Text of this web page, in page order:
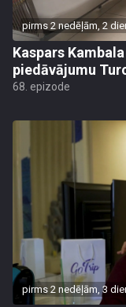
pirms 2 nedēļām, 2
Kaspars
piedāvājumu
68. epizode
pirms 2 nedēļām, 3